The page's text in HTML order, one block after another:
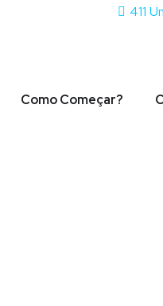
411
Como Começar?